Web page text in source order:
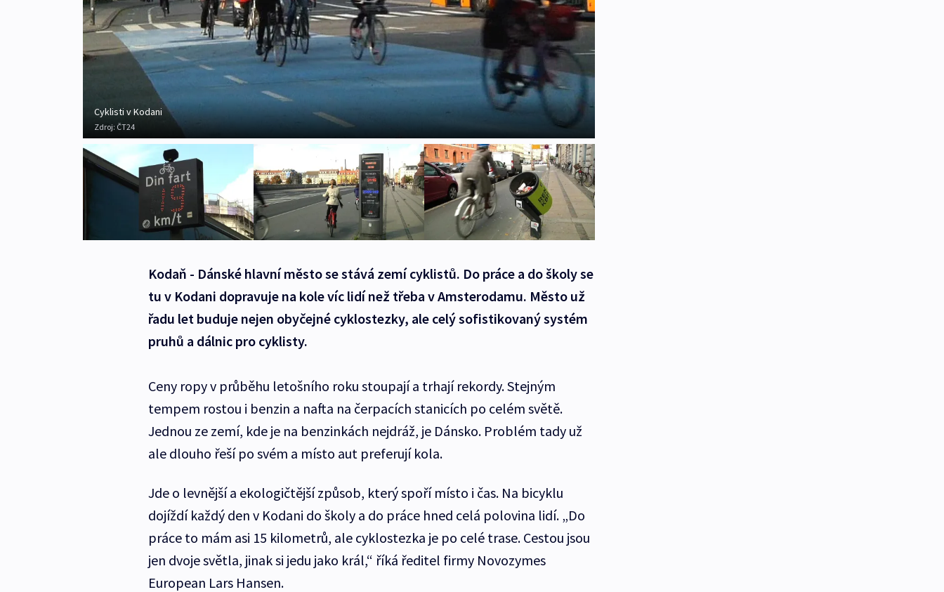
Cyklisti v Kodani
Zdroj: ČT24
Kodaň - Dánské hlavní město se stává zemí cyklistů. Do práce a do školy se
tu v Kodani dopravuje na kole víc lidí než třeba v Amsterodamu. Město už
řadu let buduje nejen obyčejné cyklostezky, ale celý sofistikovaný systém
pruhů a dálnic pro cyklisty.
Ceny ropy v průběhu letošního roku stoupají a trhají rekordy. Stejným
tempem rostou i benzin a nafta na čerpacích stanicích po celém světě.
Jednou ze zemí, kde je na benzinkách nejdráž, je Dánsko. Problém tady už
ale dlouho řeší po svém a místo aut preferují kola.
Jde o levnější a ekologičtější způsob, který spoří místo i čas. Na bicyklu
dojíždí každý den v Kodani do školy a do práce hned celá polovina lidí. „Do
práce to mám asi 15 kilometrů, ale cyklostezka je po celé trase. Cestou jsou
jen dvoje světla, jinak si jedu jako král,“ říká ředitel firmy Novozymes
European Lars Hansen.